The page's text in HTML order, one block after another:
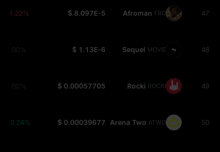
47
Afroman FRO
$ 8.097E-5
-1.22%
48
Sequel MOVIE
$ 1.13E-6
0.00%
49
Rocki ROCKI
$ 0.00057705
0.00%
50
Arena Two ATWO
$ 0.00039677
+0.24%